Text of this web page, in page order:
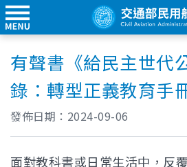
有聲書《給民主世代
錄：轉型正義教育手
發佈日期： 2024-09-06
面對教科書或日常生活中，反